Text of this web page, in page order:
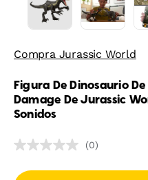
Compra Jurassic World
Figura De Dinosaurio
Damage De Jurassic
Sonidos
(0)